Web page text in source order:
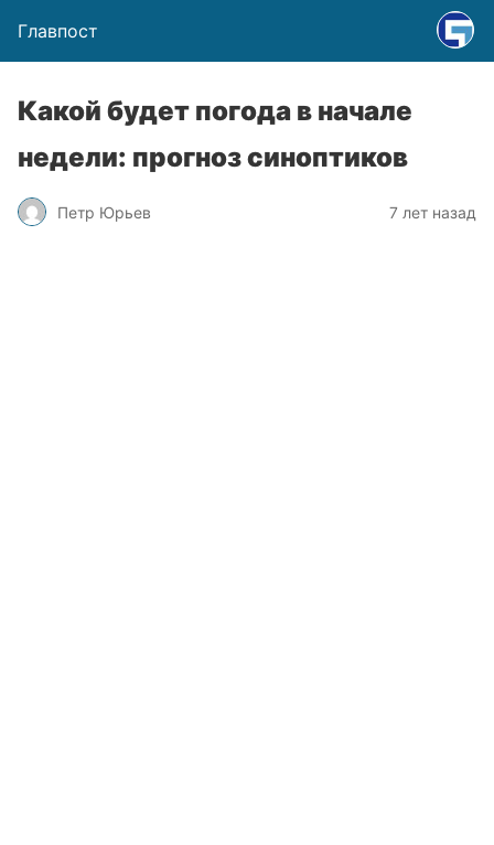
Главпост
Какой будет погода в начале
недели: прогноз синоптиков
Петр Юрьев 7 лет назад